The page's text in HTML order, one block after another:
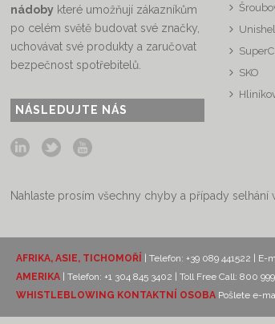
nádoby které umožňují zákazníkům
po celém světě budovat své značky,
uchovávat své produkty a zaručovat
bezpečnost spotřebitelů.
NÁSLEDUJTE NÁS
SuperC
SKO
Nahlaste prosím všechny chyby a případy selhání
AFRIKA, ASIE, TICHOMOŘÍ | Telefon: +39 089 441522 | E-
AMERIKA | Telefon: +1 304 845 3402 | Toll Free Call: 800
WHISTLEBLOWING KONTAKTNÍ OSOBA Pošlete e-